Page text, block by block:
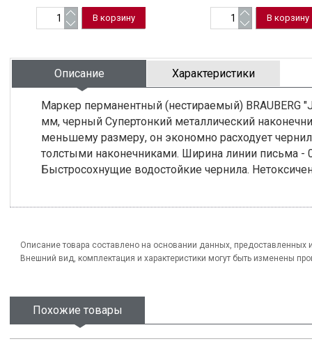
Описание Характеристики
Маркер перманентный (нестираемый) BRAUBERG
мм, черный Супертонкий металлический
меньшему размеру, он экономно расходует
толстыми наконечниками. Ширина линии письма -
Быстросохнущие водостойкие чернила.
Описание товара составлено на основании данных, предоставленных
Внешний вид, комплектация и характеристики могут быть изменены
Похожие товары